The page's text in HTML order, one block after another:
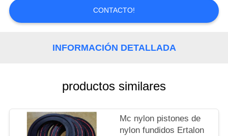
COTIZACIÓN
PRIVACY
POLICY
CONTACTO!
INFORMACIÓN DETALLADA
productos similares
Mc nylon pistones de
nylon fundidos Ertalon